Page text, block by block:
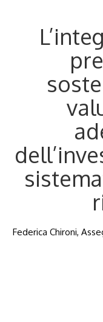
Federica Chironi,